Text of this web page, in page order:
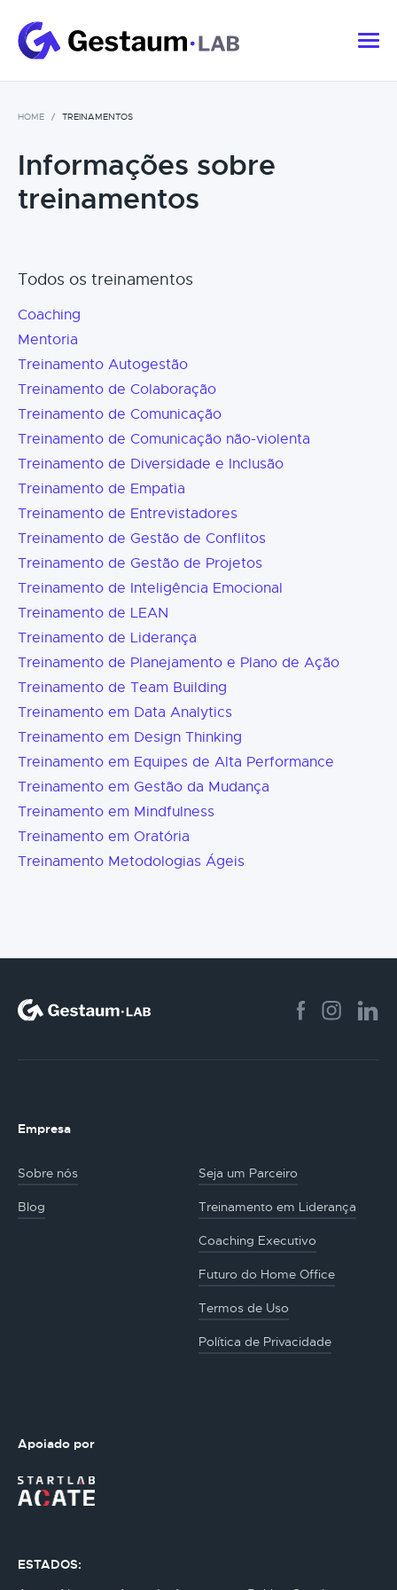
HOME TREINAMENTOS
Informações sobre
treinamentos
Todos os treinamentos
Coaching
Mentoria
Treinamento Autogestão
Treinamento de Colaboração
Treinamento de Comunicação
Treinamento de Comunicação não-violenta
Treinamento de Diversidade e Inclusão
Treinamento de Empatia
Treinamento de Entrevistadores
Treinamento de Gestão de Conflitos
Treinamento de Gestão de Projetos
Treinamento de Inteligência Emocional
Treinamento de LEAN
Treinamento de Liderança
Treinamento de Planejamento e Plano de Ação
Treinamento de Team Building
Treinamento em Data Analytics
Treinamento em Design Thinking
Treinamento em Equipes de Alta Performance
Treinamento em Gestão da Mudança
Treinamento em Mindfulness
Treinamento em Oratória
Treinamento Metodologias Ágeis
Empresa
Sobre nós Seja um Parceiro
Blog Treinamento em Liderança
Coaching Executivo
Futuro do Home Office
Termos de Uso
Política de Privacidade
Apoiado por
ESTADOS: